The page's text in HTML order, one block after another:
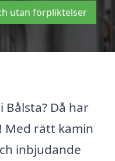
utan förpliktelser
Då har
Med rätt kamin
inbjudande